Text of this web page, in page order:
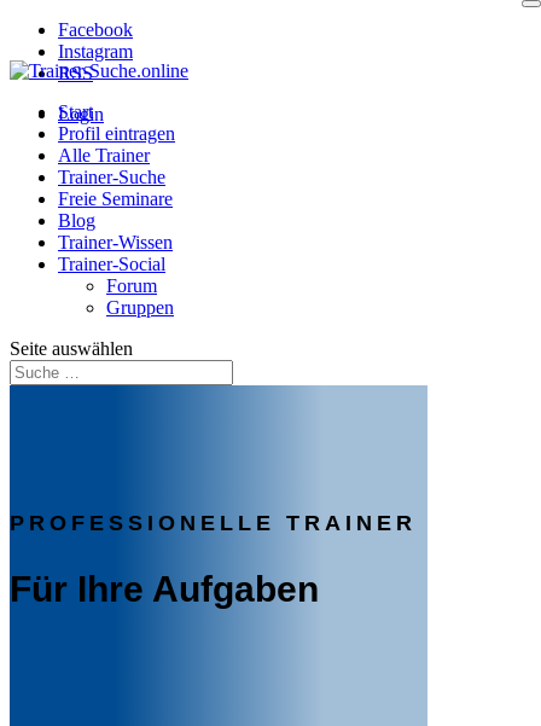
Facebook
Instagram
RSS
Login
Start
Profil eintragen
Alle Trainer
Trainer-Suche
Freie Seminare
Blog
Trainer-Wissen
Trainer-Social
Forum
Gruppen
Seite auswählen
PROFESSIONELLE TRAINER
Für Ihre Aufgaben